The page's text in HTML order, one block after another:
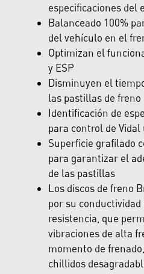
especificaciones del
Balanceado 100%
del vehículo en el
Optimizan el
y ESP
Disminuyen el
las pastillas de freno
Identificación de
para control de
Superficie grafilado
para garantizar el
de las pastillas
Los discos de freno
por su
resistencia, que
vibraciones de alta
momento de
chillidos